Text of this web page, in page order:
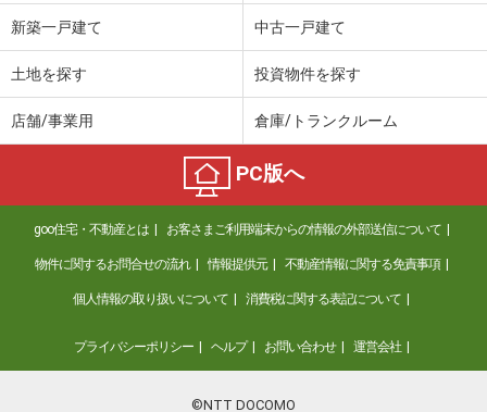
新築一戸建て 中古一戸建て
土地を探す 投資物件を探す
店舗/事業用 倉庫/トランクルーム
PC版へ
goo住宅・不動産とは お客さまご利用端末からの情報の外部送信について
物件に関するお問合せの流れ 情報提供元 不動産情報に関する免責事項
個人情報の取り扱いについて 消費税に関する表記について
プライバシーポリシー ヘルプ お問い合わせ 運営会社
©NTT DOCOMO